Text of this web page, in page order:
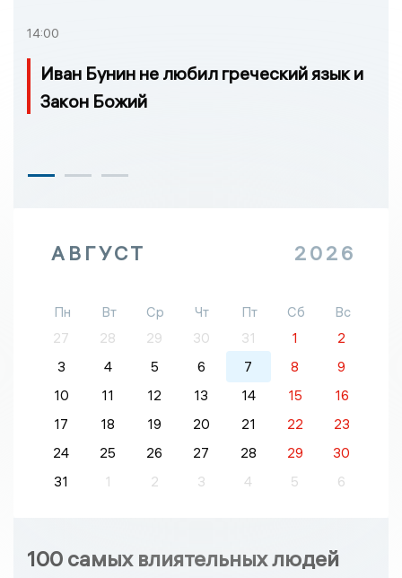
14:00
Иван Бунин не любил греческий язык и
Закон Божий
АВГУСТ 2026
Пн Вт Ср Чт Пт Сб
Вс
27
28 29 30 31 1
2
3
4 5 6 7 8
9
10
11 12 13 14 15
16
17
18 19 20 21 22
23
24
25 26 27 28 29
30
31
1 2 3 4 5 6
100 самых влиятельных людей